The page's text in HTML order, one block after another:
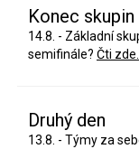
Konec skupin
14.8. - Základní
semifinále? Čti zde.
Druhý den
13.8. - Týmy za